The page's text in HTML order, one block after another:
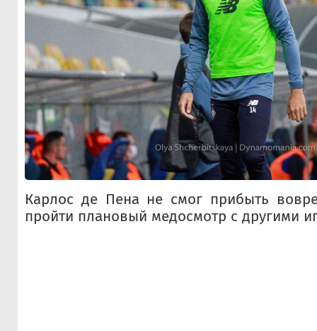
Карлос де Пена не смог прибыть
пройти плановый медосмотр с другими